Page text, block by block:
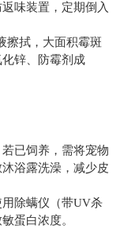
味装置，定期倒入
擦拭，大面积霉斑
锌、防霉剂成
已饲养，需将宠物
浴露洗澡，减少皮
除螨仪（带UV杀
蛋白浓度。